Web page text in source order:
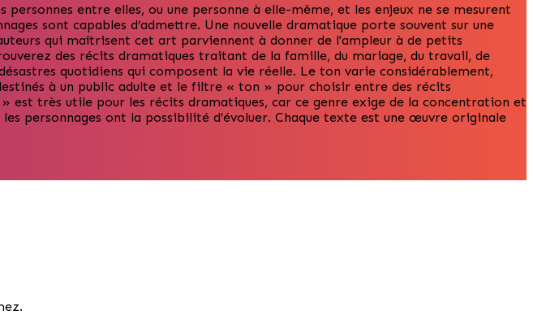
entre elles, ou une personne à elle-même, et les enjeux ne se mesurent
sont capables d’admettre. Une nouvelle dramatique porte souvent sur une
qui maîtrisent cet art parviennent à donner de l'ampleur à de petits
des récits dramatiques traitant de la famille, du mariage, du travail, de
quotidiens qui composent la vie réelle. Le ton varie considérablement,
à un public adulte et le filtre « ton » pour choisir entre des récits
très utile pour les récits dramatiques, car ce genre exige de la concentration et
personnages ont la possibilité d’évoluer. Chaque texte est une œuvre originale